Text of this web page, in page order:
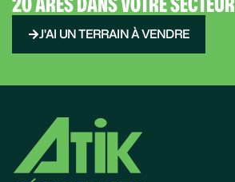
J'AI UN TERRAIN À VENDRE